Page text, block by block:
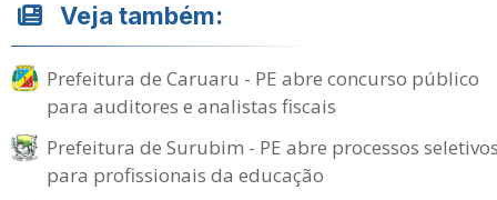
Veja também:
Prefeitura de Caruaru - PE abre concurso público
para auditores e analistas fiscais
Prefeitura de Surubim - PE abre processos
para profissionais da educação